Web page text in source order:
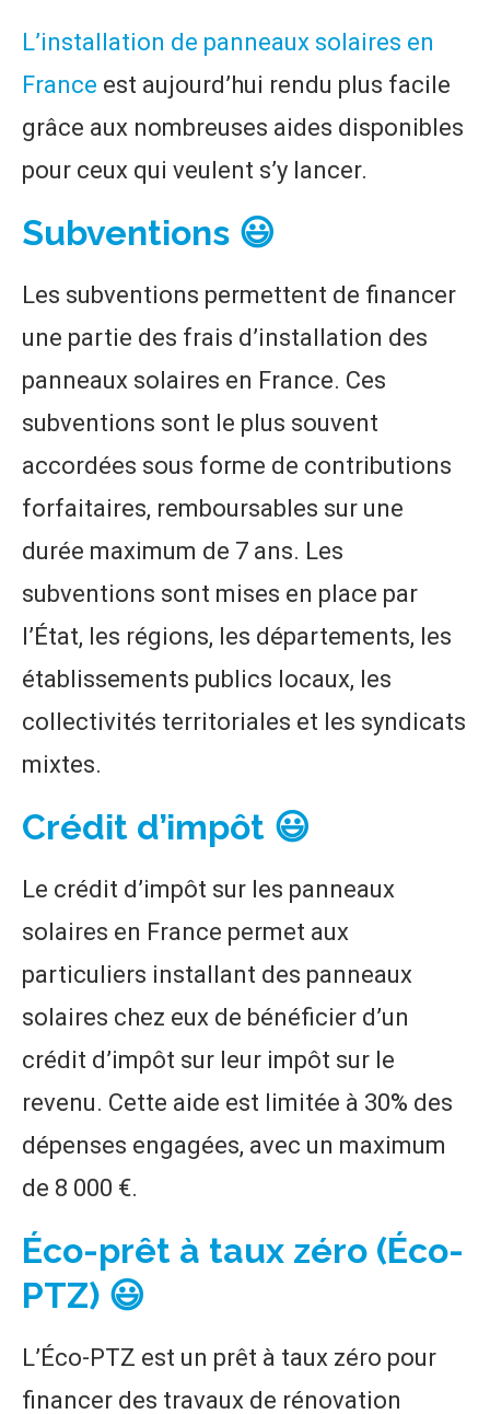
L’installation de panneaux solaires en
France est aujourd’hui rendu plus facile
grâce aux nombreuses aides disponibles
pour ceux qui veulent s’y lancer.
Subventions 😃
Les subventions permettent de financer
une partie des frais d’installation des
panneaux solaires en France. Ces
subventions sont le plus souvent
accordées sous forme de contributions
forfaitaires, remboursables sur une
durée maximum de 7 ans. Les
subventions sont mises en place par
l’État, les régions, les départements, les
établissements publics locaux, les
collectivités territoriales et les syndicats
mixtes.
Crédit d’impôt 😃
Le crédit d’impôt sur les panneaux
solaires en France permet aux
particuliers installant des panneaux
solaires chez eux de bénéficier d’un
crédit d’impôt sur leur impôt sur le
revenu. Cette aide est limitée à 30% des
dépenses engagées, avec un maximum
de 8 000 €.
Éco-prêt à taux zéro (Éco-
PTZ) 😃
L’Éco-PTZ est un prêt à taux zéro pour
financer des travaux de rénovation